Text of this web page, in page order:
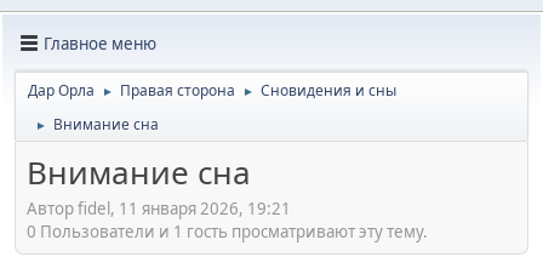
Главное меню
Дар Орла ► Правая сторона ► Сновидения и сны
► Внимание сна
Внимание сна
Автор fidel, 11 января 2026, 19:21
0 Пользователи и 1 гость просматривают эту тему.